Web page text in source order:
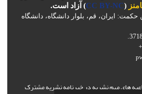
(
CC BY-NC) آزاد است.
حکمت: ایران، قم، بلوار دانشگاه، دانشگاه
های مهم نشریه در خبرنامه نشریه مشترک